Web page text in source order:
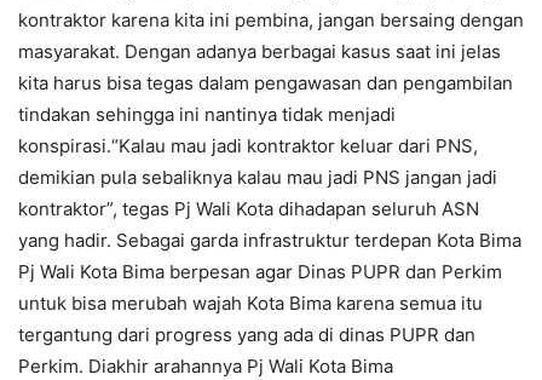
kontraktor karena kita ini pembina, jangan bersaing dengan
masyarakat. Dengan adanya berbagai kasus saat ini jelas
kita harus bisa tegas dalam pengawasan dan pengambilan
tindakan sehingga ini nantinya tidak menjadi
konspirasi.“Kalau mau jadi kontraktor keluar dari PNS,
demikian pula sebaliknya kalau mau jadi PNS jangan jadi
kontraktor”, tegas Pj Wali Kota dihadapan seluruh ASN
yang hadir. Sebagai garda infrastruktur terdepan Kota Bima
Pj Wali Kota Bima berpesan agar Dinas PUPR dan Perkim
untuk bisa merubah wajah Kota Bima karena semua itu
tergantung dari progress yang ada di dinas PUPR dan
Perkim. Diakhir arahannya Pj Wali Kota Bima